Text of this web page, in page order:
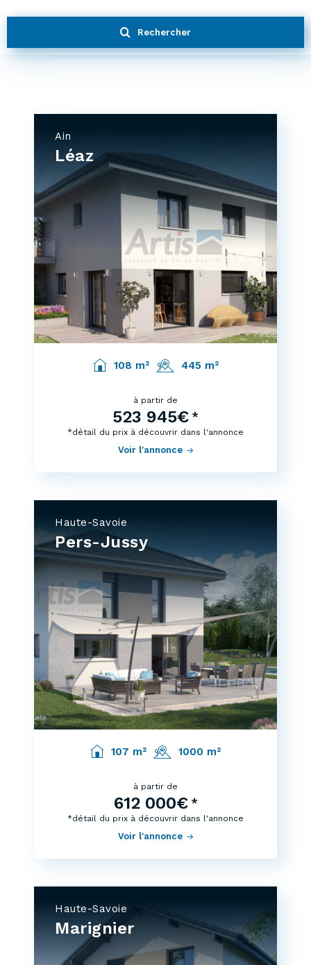
Rechercher
Ain
Léaz
108 m² 445 m²
à partir de
523 945€ *
Voir l'annonce
*détail du prix à découvrir dans l'annonce
Haute-Savoie
Pers-Jussy
107 m² 1000 m²
à partir de
612 000€ *
Voir l'annonce
*détail du prix à découvrir dans l'annonce
Haute-Savoie
Marignier